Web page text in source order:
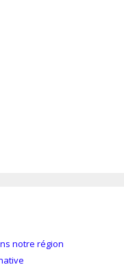
notre région